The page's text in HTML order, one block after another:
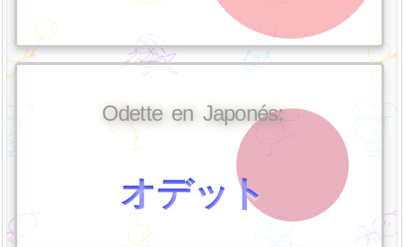
Odette en Japonés:
オデット